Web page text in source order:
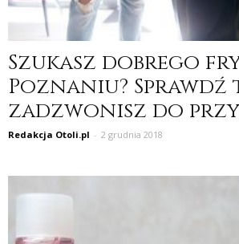
Szukasz dobrego
Poznaniu? Sprawdź
zadzwonisz do
Redakcja Otoli.pl - 2 grudnia 2018